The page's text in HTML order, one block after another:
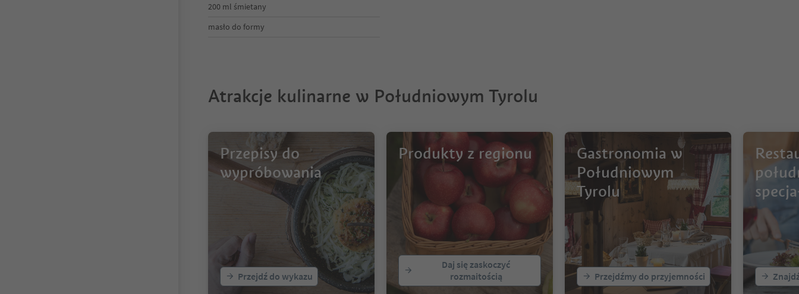
200 ml śmietany
masło do formy
Atrakcje kulinarne w Południowym Tyrolu
Przepisy do
wypróbowania
Przejdź do wykazu
Produkty z regionu
Daj się zaskoczyć
rozmaitością
Gastronomia w
Południowym
Tyrolu
Przejdźmy do przyjemności